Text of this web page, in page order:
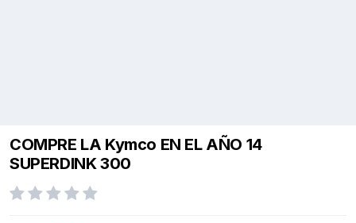
COMPRE LA Kymco EN EL AÑO 14
SUPERDINK 300